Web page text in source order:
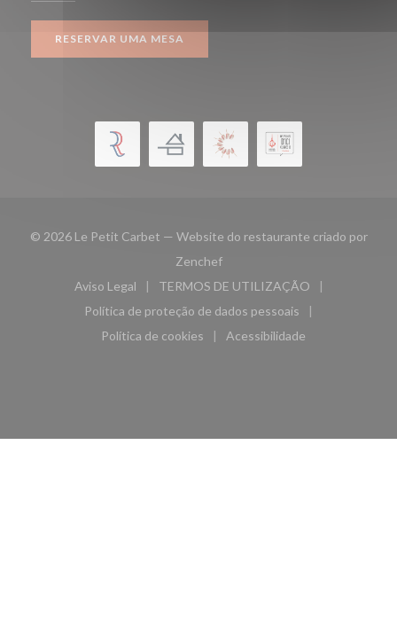
RESERVAR UMA MESA
© 2026 Le Petit Carbet — Website do restaurante criado por
Zenchef((abre numa nova janela))
Aviso Legal
((abre numa nova janela))
TERMOS DE UTILIZAÇÃO
((abre numa nova janela))
Política de proteção de dados pessoais
((abre numa nova janela))
Política de cookies
((abre numa nova janela))
Acessibilidade